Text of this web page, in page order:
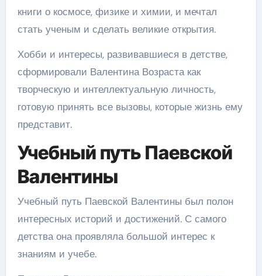
книги о космосе, физике и химии, и мечтал
стать ученым и сделать великие открытия.
Хобби и интересы, развивавшиеся в детстве,
сформировали Валентина Возраста как
творческую и интеллектуальную личность,
готовую принять все вызовы, которые жизнь ему
представит.
Учебный путь Паевской
Валентины
Учебный путь Паевской Валентины был полон
интересных историй и достижений. С самого
детства она проявляла большой интерес к
знаниям и учебе.